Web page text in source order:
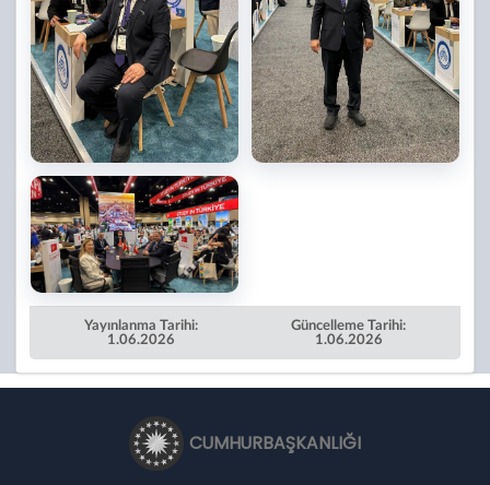
Yayınlanma Tarihi:
1.06.2026
Güncelleme Tarihi:
1.06.2026
CUMHURBAŞKANLIĞI